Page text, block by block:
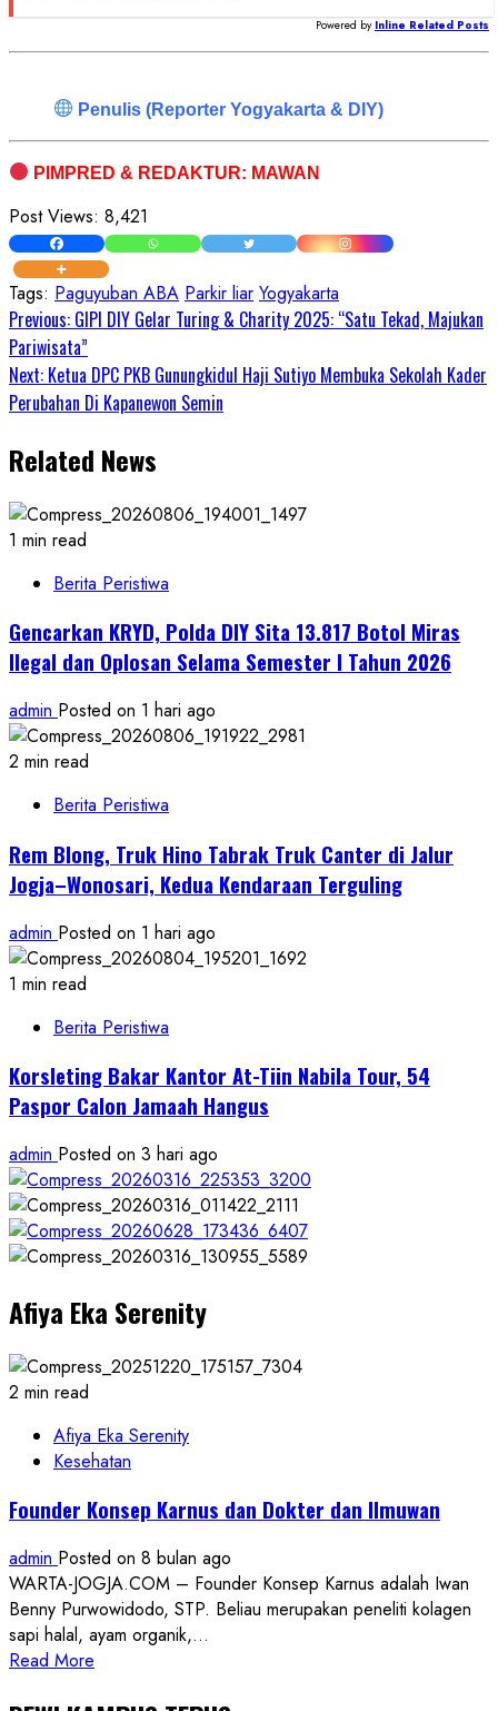
Powered by Inline Related Posts
Penulis (Reporter Yogyakarta & DIY)
PIMPRED & REDAKTUR: MAWAN
Post Views: 8,421
Tags: Paguyuban ABA Parkir liar Yogyakarta
Continue
Reading
Previous: GIPI DIY Gelar Turing & Charity 2025: “Satu Tekad, Majukan
Pariwisata”
Next: Ketua DPC PKB Gunungkidul Haji Sutiyo Membuka Sekolah Kader
Perubahan Di Kapanewon Semin
Related News
1 min read
Berita Peristiwa
Gencarkan KRYD, Polda DIY Sita 13.817 Botol Miras
Ilegal dan Oplosan Selama Semester I Tahun 2026
admin Posted on 1 hari ago
2 min read
Berita Peristiwa
Rem Blong, Truk Hino Tabrak Truk Canter di Jalur
Jogja–Wonosari, Kedua Kendaraan Terguling
admin Posted on 1 hari ago
1 min read
Berita Peristiwa
Korsleting Bakar Kantor At-Tiin Nabila Tour, 54
Paspor Calon Jamaah Hangus
admin Posted on 3 hari ago
Afiya Eka Serenity
2 min read
Afiya Eka Serenity
Kesehatan
Founder Konsep Karnus dan Dokter dan Ilmuwan
admin Posted on 8 bulan ago
WARTA-JOGJA.COM – Founder Konsep Karnus adalah Iwan
Benny Purwowidodo, STP. Beliau merupakan peneliti kolagen
sapi halal, ayam organik,...
Read More